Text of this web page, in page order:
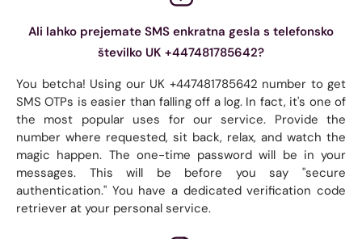
Ali lahko prejemate SMS enkratna gesla s telefonsko
številko UK +447481785642?
You betcha! Using our UK +447481785642 number to get
SMS OTPs is easier than falling off a log. In fact, it's one of
the most popular uses for our service. Provide the
number where requested, sit back, relax, and watch the
magic happen. The one-time password will be in your
messages. This will be before you say "secure
authentication." You have a dedicated verification code
retriever at your personal service.